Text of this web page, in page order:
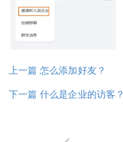
上一篇 怎么添加好友？
下一篇 什么是企业的访客？